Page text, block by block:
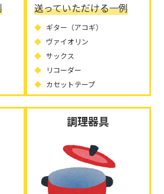
送っていただける一例
ギター（アコギ）
ヴァイオリン
サックス
リコーダー
カセットテープ
調理器具